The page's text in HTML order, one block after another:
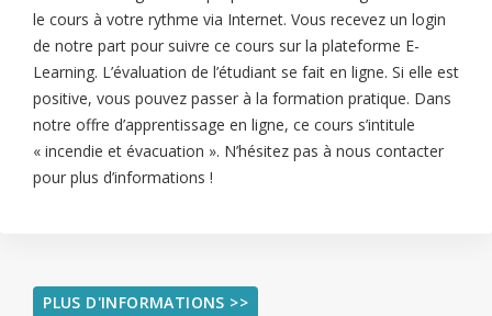
le cours à votre rythme via Internet. Vous recevez un login
de notre part pour suivre ce cours sur la plateforme E-
Learning. L’évaluation de l’étudiant se fait en ligne. Si elle est
positive, vous pouvez passer à la formation pratique. Dans
notre offre d’apprentissage en ligne, ce cours s’intitule
« incendie et évacuation ». N’hésitez pas à nous contacter
pour plus d’informations !
PLUS D'INFORMATIONS >>